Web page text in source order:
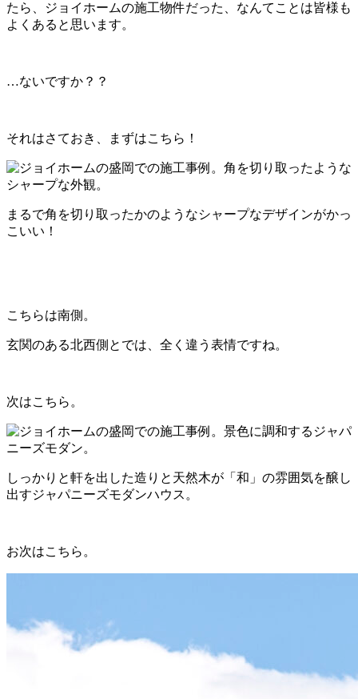
たら、ジョイホームの施工物件だった、なんてことは皆様も
よくあると思います。
…ないですか？？
それはさておき、まずはこちら！
まるで角を切り取ったかのようなシャープなデザインがかっ
こいい！
こちらは南側。
玄関のある北西側とでは、全く違う表情ですね。
次はこちら。
しっかりと軒を出した造りと天然木が「和」の雰囲気を醸し
出すジャパニーズモダンハウス。
お次はこちら。